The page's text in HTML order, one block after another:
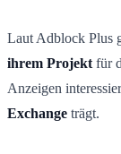
Laut Adblock Plus
ihrem Projekt für
Anzeigen
Exchange trägt.